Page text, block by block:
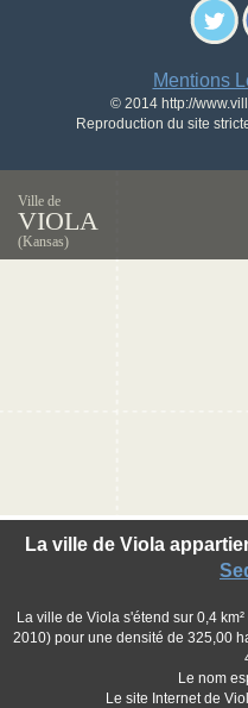
Mentions
© 2014 http://
Reproduction du site
Ville de
VIOLA
(Kansas)
La ville de Viola
La ville de Viola s'étend sur 0,4
2010) pour une densité de 325,00
Le nom
Le site Internet de